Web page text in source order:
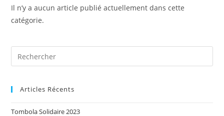
Il n’y a aucun article publié actuellement dans cette
catégorie.
Articles Récents
Tombola Solidaire 2023